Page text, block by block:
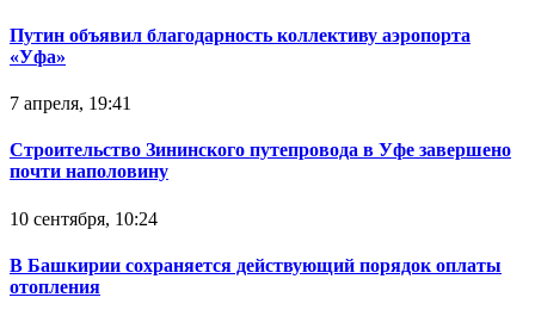
Путин объявил благодарность коллективу аэропорта
«Уфа»
7 апреля, 19:41
Строительство Зининского путепровода в Уфе завершено
почти наполовину
10 сентября, 10:24
В Башкирии сохраняется действующий порядок оплаты
отопления